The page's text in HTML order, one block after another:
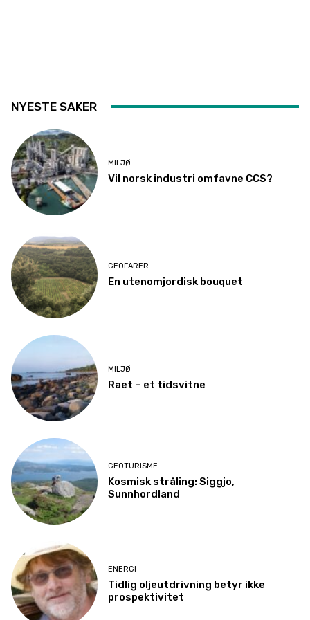
NYESTE SAKER
MILJØ
Vil norsk industri omfavne CCS?
GEOFARER
En utenomjordisk bouquet
MILJØ
Raet – et tidsvitne
GEOTURISME
Kosmisk stråling: Siggjo,
Sunnhordland
ENERGI
Tidlig oljeutdrivning betyr ikke
prospektivitet